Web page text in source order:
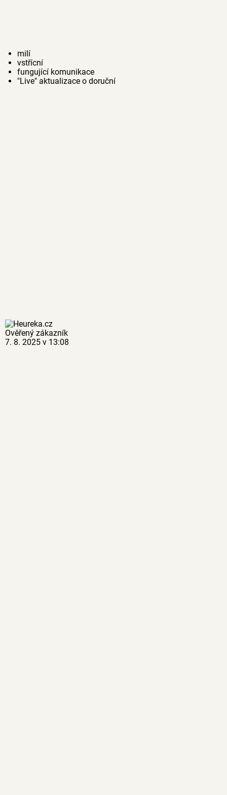
milí
vstřícní
fungující komunikace
"Live" aktualizace o doruční
Ověřený zákazník
7. 8. 2025 v 13:08